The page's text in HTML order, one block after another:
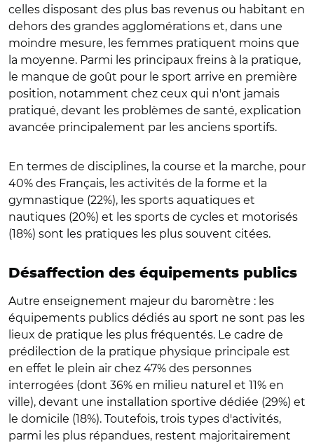
celles disposant des plus bas revenus ou habitant en
dehors des grandes agglomérations et, dans une
moindre mesure, les femmes pratiquent moins que
la moyenne. Parmi les principaux freins à la pratique,
le manque de goût pour le sport arrive en première
position, notamment chez ceux qui n'ont jamais
pratiqué, devant les problèmes de santé, explication
avancée principalement par les anciens sportifs.
En termes de disciplines, la course et la marche, pour
40% des Français, les activités de la forme et la
gymnastique (22%), les sports aquatiques et
nautiques (20%) et les sports de cycles et motorisés
(18%) sont les pratiques les plus souvent citées.
Désaffection des équipements publics
Autre enseignement majeur du baromètre : les
équipements publics dédiés au sport ne sont pas les
lieux de pratique les plus fréquentés. Le cadre de
prédilection de la pratique physique principale est
en effet le plein air chez 47% des personnes
interrogées (dont 36% en milieu naturel et 11% en
ville), devant une installation sportive dédiée (29%) et
le domicile (18%). Toutefois, trois types d'activités,
parmi les plus répandues, restent majoritairement